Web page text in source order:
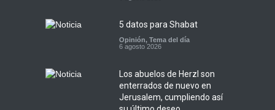
5 datos para Shabat
Opinión, Tema del día
6 agosto 2026
Los abuelos de Herzl son
enterrados de nuevo en
Jerusalem, cumpliendo así